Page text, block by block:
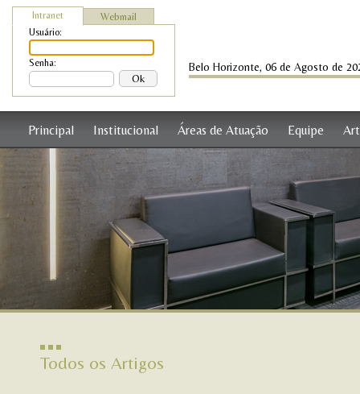
Intranet Webmail
Usuário:
Senha: Belo Horizonte, 06 de Agosto de
Principal Institucional Áreas de Atuação Equipe
Todos os Artigos